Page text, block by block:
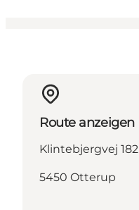
Route anzeigen
Klintebjergvej 182
5450 Otterup